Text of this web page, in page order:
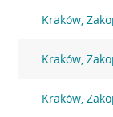
Kraków,
Kraków,
Kraków,